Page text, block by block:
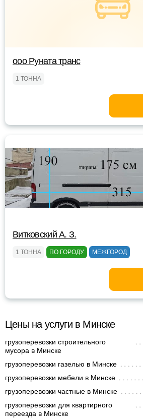
ооо Руната транс
1 ТОННА
Витковский А. З.
1 ТОННА ПО ГОРОДУ МЕЖГОРОД
Цены на услуги в Минске
грузоперевозки строительного
мусора в Минске
грузоперевозки газелью в Минске
грузоперевозки мебели в Минске
грузоперевозки частные в Минске
грузоперевозки для квартирного
переезда в Минске